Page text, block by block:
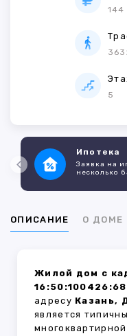
5
Ипотека
Заявка на
несколько
ОПИСАНИЕ О ДОМЕ
Жилой дом с
16:50:100426:68
адресу Казань,
является